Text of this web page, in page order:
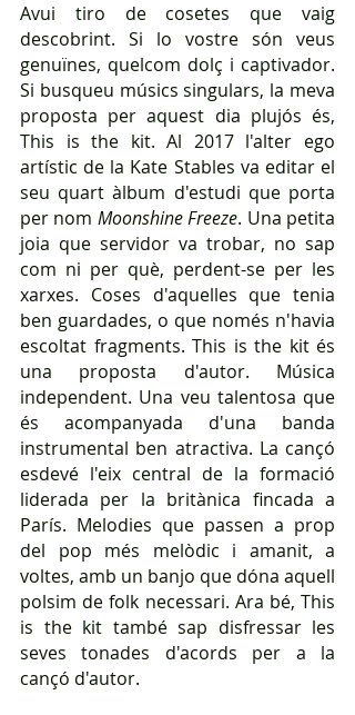
Avui tiro de cosetes que vaig
descobrint. Si lo vostre són veus
genuïnes, quelcom dolç i captivador.
Si busqueu músics singulars, la meva
proposta per aquest dia plujós és,
This is the kit. Al 2017 l'alter ego
artístic de la Kate Stables va editar el
seu quart àlbum d'estudi que porta
per nom Moonshine Freeze. Una petita
joia que servidor va trobar, no sap
com ni per què, perdent-se per les
xarxes. Coses d'aquelles que tenia
ben guardades, o que només n'havia
escoltat fragments. This is the kit és
una proposta d'autor. Música
independent. Una veu talentosa que
és acompanyada d'una banda
instrumental ben atractiva. La cançó
esdevé l'eix central de la formació
liderada per la britànica fincada a
París. Melodies que passen a prop
del pop més melòdic i amanit, a
voltes, amb un banjo que dóna aquell
polsim de folk necessari. Ara bé, This
is the kit també sap disfressar les
seves tonades d'acords per a la
cançó d'autor.